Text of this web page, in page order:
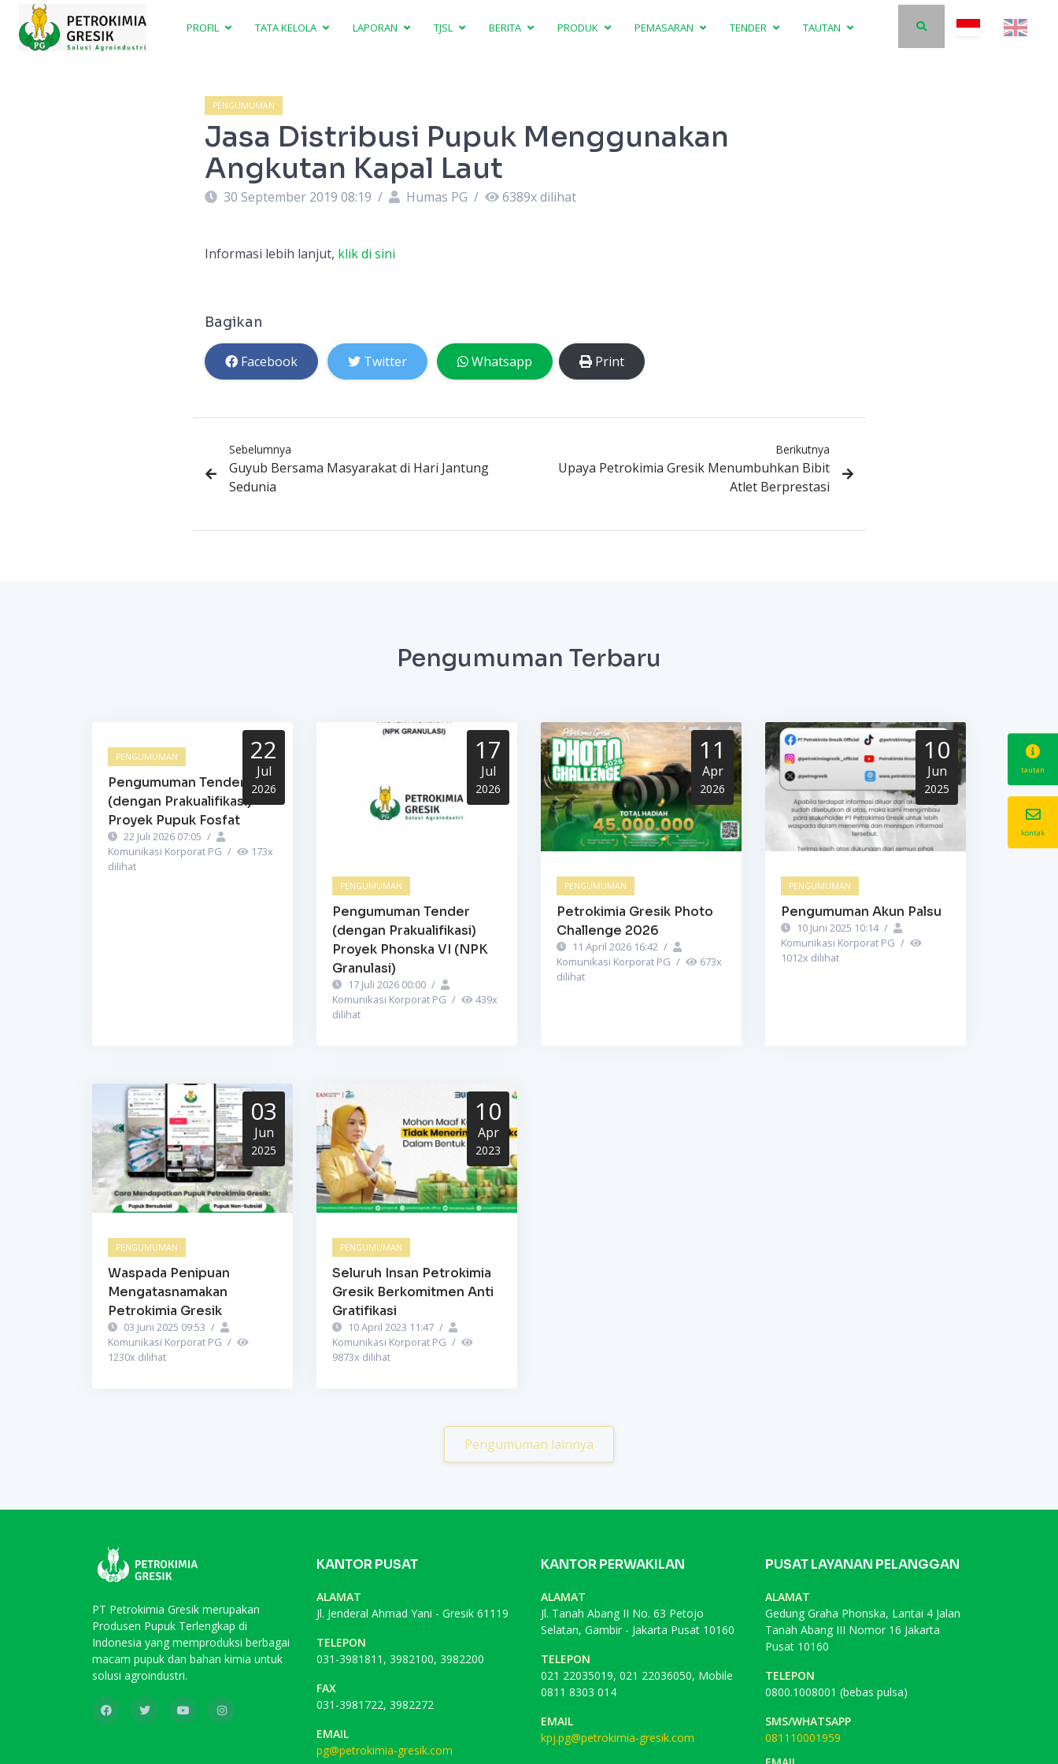
PROFIL TATA KELOLA LAPORAN TJSL BERITA PRODUK PEMASARAN TENDER TAUTAN
PENGUMUMAN
Jasa Distribusi Pupuk Menggunakan
Angkutan Kapal Laut
30 September 2019 08:19 / Humas PG / 6389x dilihat
Informasi lebih lanjut, klik di sini
Bagikan
Facebook Twitter Whatsapp Print
Sebelumnya
Guyub Bersama Masyarakat di Hari Jantung
Sedunia
Berikutnya
Upaya Petrokimia Gresik Menumbuhkan Bibit
Atlet Berprestasi
Pengumuman Terbaru
22
Jul
2026
PENGUMUMAN
Pengumuman Tender
(dengan Prakualifikasi)
Proyek Pupuk Fosfat
22 Juli 2026 07:05 /
Komunikasi Korporat PG / 173x
dilihat
17
Jul
2026
PENGUMUMAN
Pengumuman Tender
(dengan Prakualifikasi)
Proyek Phonska VI (NPK
Granulasi)
17 Juli 2026 00:00 /
Komunikasi Korporat PG / 439x
dilihat
11
Apr
2026
PENGUMUMAN
Petrokimia Gresik Photo
Challenge 2026
11 April 2026 16:42 /
Komunikasi Korporat PG / 673x
dilihat
10
Jun
2025
PENGUMUMAN
Pengumuman Akun Palsu
10 Juni 2025 10:14 /
Komunikasi Korporat PG /
1012x dilihat
03
Jun
2025
PENGUMUMAN
Waspada Penipuan
Mengatasnamakan
Petrokimia Gresik
03 Juni 2025 09:53 /
Komunikasi Korporat PG /
1230x dilihat
10
Apr
2023
PENGUMUMAN
Seluruh Insan Petrokimia
Gresik Berkomitmen Anti
Gratifikasi
10 April 2023 11:47 /
Komunikasi Korporat PG /
9873x dilihat
Pengumuman lainnya
PT Petrokimia Gresik merupakan
Produsen Pupuk Terlengkap di
Indonesia yang memproduksi berbagai
macam pupuk dan bahan kimia untuk
solusi agroindustri.
KANTOR PUSAT
ALAMAT
Jl. Jenderal Ahmad Yani - Gresik 61119
TELEPON
031-3981811, 3982100, 3982200
FAX
031-3981722, 3982272
EMAIL
pg@petrokimia-gresik.com
KANTOR PERWAKILAN
ALAMAT
Jl. Tanah Abang II No. 63 Petojo
Selatan, Gambir - Jakarta Pusat 10160
TELEPON
021 22035019, 021 22036050, Mobile
0811 8303 014
EMAIL
kpj.pg@petrokimia-gresik.com
PUSAT LAYANAN PELANGGAN
ALAMAT
Gedung Graha Phonska, Lantai 4 Jalan
Tanah Abang III Nomor 16 Jakarta
Pusat 10160
TELEPON
0800.1008001 (bebas pulsa)
SMS/WHATSAPP
081110001959
tautan
kontak